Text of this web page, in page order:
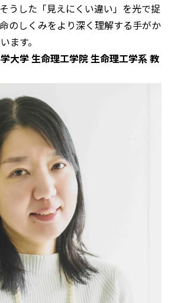
うした「見えにくい違い」を光で捉
のしくみをより深く理解する手がか
ます。
学大学 生命理工学院 生命理工学系 教